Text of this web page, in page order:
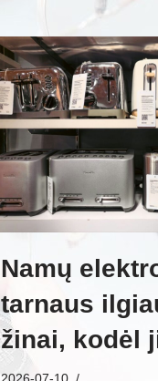
Namų
tarnaus
žinai, kodėl